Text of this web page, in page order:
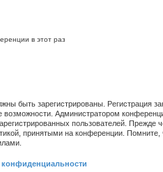
в этот раз
быть зарегистрированы. Регистрация
возможности. Администратором
пользователей. Прежде
принятыми на конференции.